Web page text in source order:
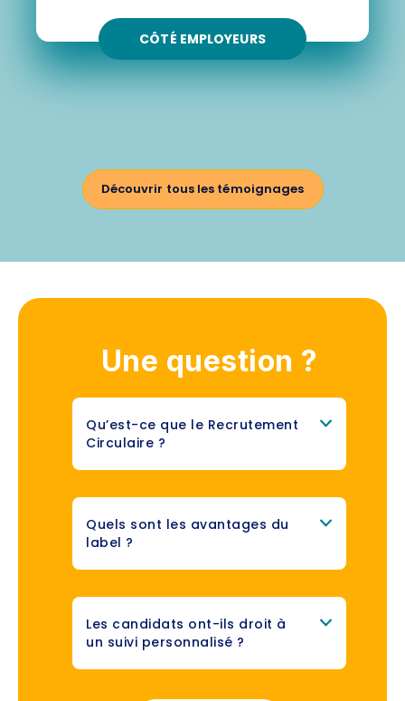
CÔTÉ EMPLOYEURS
Découvrir tous les témoignages
Une question ?
Qu’est-ce que le Recrutement
Circulaire ?
Quels sont les avantages du
label ?
Les candidats ont-ils droit à
un suivi personnalisé ?